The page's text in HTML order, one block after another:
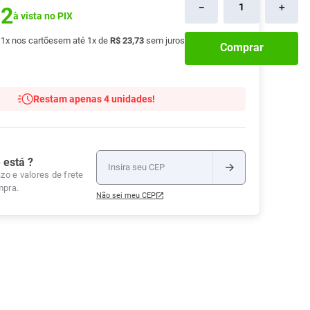
Umedecidas
Ver Tudo
Tiras para Teste
Ver Tudo
Ver Tudo
Esponjas
à vista no PIX
1x nos cartõesem até 1x de R$ 23,73 sem juros
＋
－
Comprar
Restam apenas 4 unidades!
está ?
e valores de frete
Não sei meu CEP